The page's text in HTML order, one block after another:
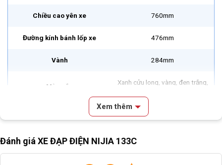
Review & Đánh Giá Xe Đạp Điện Nijia 133C
Chiều cao yên xe 760mm
Đường kính bánh lốp xe 476mm
Vành 284mm
Màu sắc
Xanh cửu long, vàng, đen trắng,
Xem thêm
Đánh giá XE ĐẠP ĐIỆN NIJIA 133C